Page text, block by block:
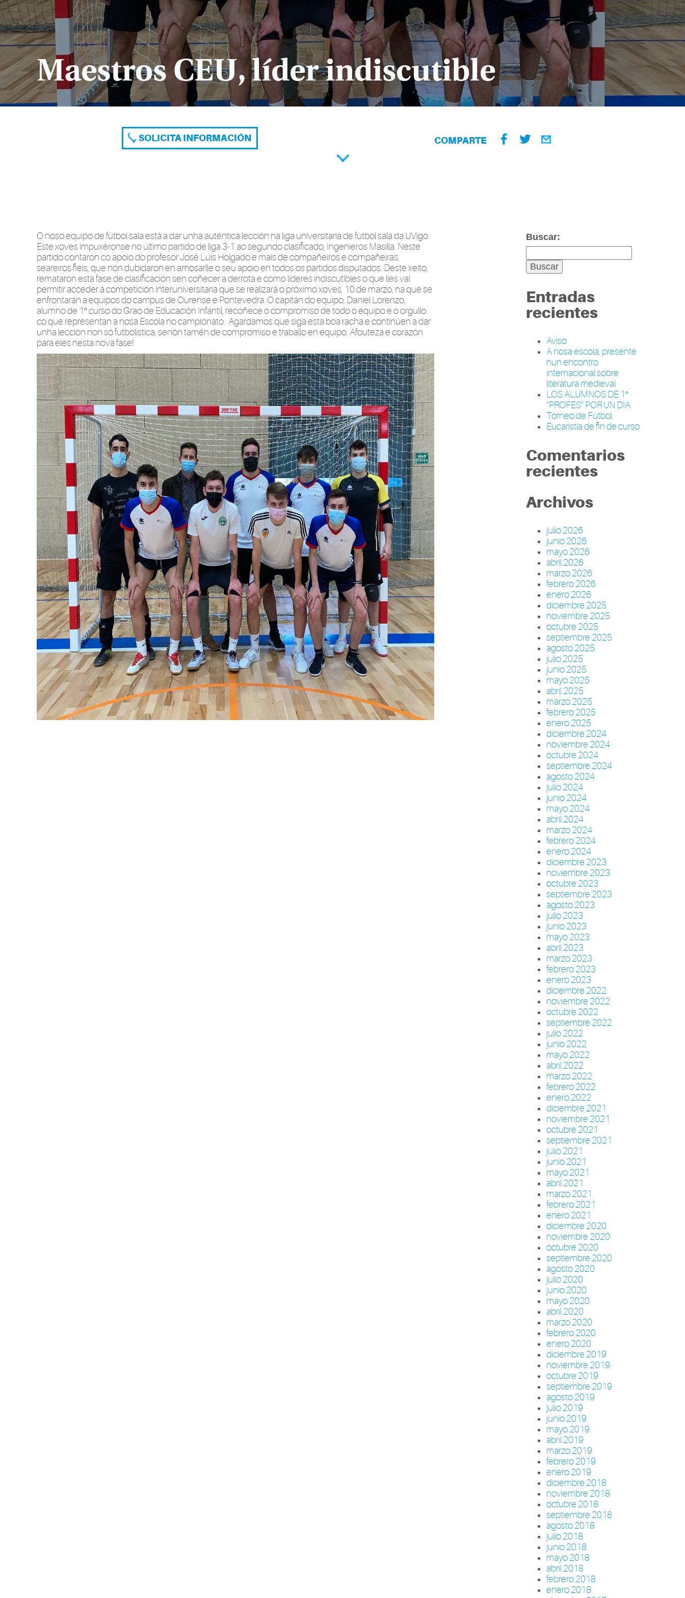
Maestros CEU, líder indiscutible
SOLICITA INFORMACIÓN COMPARTE
O noso equipo de fútbol sala está a dar unha auténtica lección na liga universitaria de fútbol sala da UVigo.
Este xoves impuxéronse no último partido de liga 3-1 ao segundo clasificado, Ingenieros Masilla. Neste
partido contaron co apoio do profesor José Luis Holgado e mais de compañeiros e compañeiras,
seareiros fieis, que non dubidaron en amosarlle o seu apoio en todos os partidos disputados. Deste xeito,
remataron esta fase de clasificación sen coñecer a derrota e como líderes indiscutibles o que lles vai
permitir acceder á competición interuniversitaria que se realizará o próximo xoves, 10 de marzo, na que se
enfrontarán a equipos do campus de Ourense e Pontevedra. O capitán do equipo, Daniel Lorenzo,
alumno de 1º curso do Grao de Educación Infantil, recoñece o compromiso de todo o equipo e o orgullo
co que representan a nosa Escola no campionato. Agardamos que siga esta boa racha e continúen a dar
unha lección non só futbolística, senón tamén de compromiso e traballo en equipo. Afouteza e corazón
para eles nesta nova fase!
Buscar:
Entradas
recientes
Aviso
A nosa escola, presente
nun encontro
internacional sobre
literatura medieval
LOS ALUMNOS DE 1º
“PROFES” POR UN DIA
Torneo de Fútbol
Eucaristía de fin de curso
Comentarios
recientes
Archivos
julio 2026
junio 2026
mayo 2026
abril 2026
marzo 2026
febrero 2026
enero 2026
diciembre 2025
noviembre 2025
octubre 2025
septiembre 2025
agosto 2025
julio 2025
junio 2025
mayo 2025
abril 2025
marzo 2025
febrero 2025
enero 2025
diciembre 2024
noviembre 2024
octubre 2024
septiembre 2024
agosto 2024
julio 2024
junio 2024
mayo 2024
abril 2024
marzo 2024
febrero 2024
enero 2024
diciembre 2023
noviembre 2023
octubre 2023
septiembre 2023
agosto 2023
julio 2023
junio 2023
mayo 2023
abril 2023
marzo 2023
febrero 2023
enero 2023
diciembre 2022
noviembre 2022
octubre 2022
septiembre 2022
julio 2022
junio 2022
mayo 2022
abril 2022
marzo 2022
febrero 2022
enero 2022
diciembre 2021
noviembre 2021
octubre 2021
septiembre 2021
julio 2021
junio 2021
mayo 2021
abril 2021
marzo 2021
febrero 2021
enero 2021
diciembre 2020
noviembre 2020
octubre 2020
septiembre 2020
agosto 2020
julio 2020
junio 2020
mayo 2020
abril 2020
marzo 2020
febrero 2020
enero 2020
diciembre 2019
noviembre 2019
octubre 2019
septiembre 2019
agosto 2019
julio 2019
junio 2019
mayo 2019
abril 2019
marzo 2019
febrero 2019
enero 2019
diciembre 2018
noviembre 2018
octubre 2018
septiembre 2018
agosto 2018
julio 2018
junio 2018
mayo 2018
abril 2018
febrero 2018
enero 2018